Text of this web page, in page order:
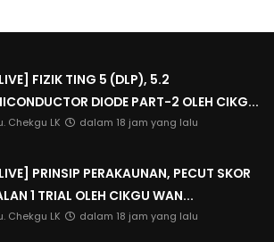
FIZIK TING 5 (DLP), 5.2
DIODE PART-2 OLEH CIKG...
Chekgu LK dalam 18 jam yang lalu
PRINSIP PERAKAUNAN, PECUT SKOR
1 TRIAL OLEH CIKGU WAN...
Chekgu LK dalam 18 jam yang lalu